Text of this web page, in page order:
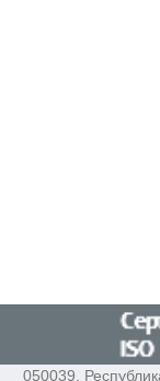
050039,